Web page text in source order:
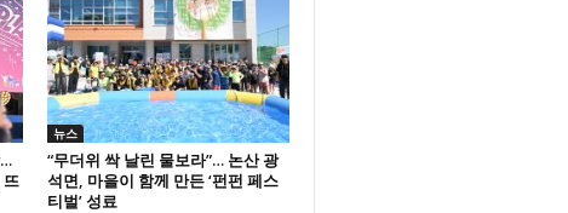
뜨
뉴스
“무더위 싹 날린 물보라”… 논산 광
석면, 마을이 함께 만든 ‘펀펀 페스
티벌’ 성료